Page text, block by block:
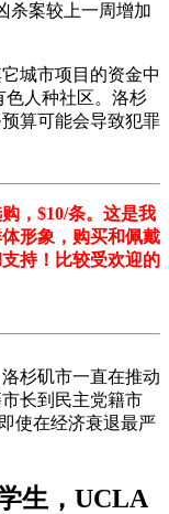
杀案较上一周增加
城市项目的资金中
色人种社区。洛杉
算可能会导致犯罪
，$10/条。这是我
形象，购买和佩戴
持！比较受欢迎的
杉矶市一直在推动
长到民主党籍市
使在经济衰退最严
生，UCLA